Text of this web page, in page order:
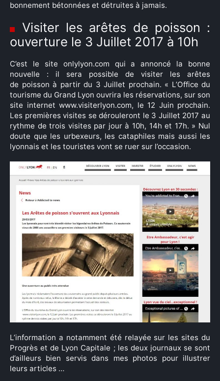
bonnement bétonnées et détruites à jamais.
Visiter les arêtes de poisson :
ouverture le 3 Juillet 2017 à 10h
C’est le site onlylyon.com qui a annoncé la bonne
nouvelle : il sera possible de visiter les arêtes
de poisson à partir du 3 Juillet prochain. « L’Office du
tourisme du Grand Lyon ouvrira les réservations, sur son
site internet www.visiterlyon.com, le 12 Juin prochain.
Les premières visites se dérouleront le 3 Juillet 2017 au
rythme de trois visites par jour à 10h, 14h et 17h. » Nul
doute que les urbexeurs, les cataphiles mais aussi les
lyonnais et les touristes vont se ruer sur l’occasion.
L’information a notamment été relayée sur les sites du
Progrès et de Lyon Capitale ; les deux journaux se sont
d’ailleurs bien servis dans mes photos pour illustrer
leurs articles …